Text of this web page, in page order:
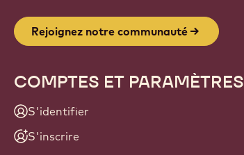
Rejoignez notre communauté
COMPTES ET PARAMÈTRES
S'identifier
S'inscrire